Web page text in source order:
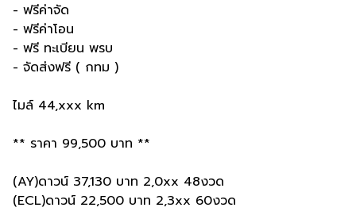
- ฟรีค่าจัด
- ฟรีค่าโอน
- ฟรี ทะเบียน พรบ
- จัดส่งฟรี ( กทม )
ไมล์ 44,xxx km
** ราคา 99,500 บาท **
(AY)ดาวน์ 37,130 บาท 2,0xx 48งวด
(ECL)ดาวน์ 22,500 บาท 2,3xx 60งวด